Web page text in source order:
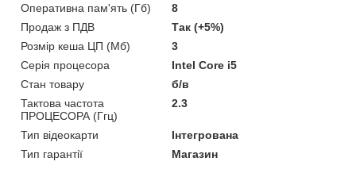
Оперативна пам'ять (Гб)
8
Продаж з ПДВ
Так (+5%)
Розмір кеша ЦП (Мб)
3
Серія процесора
Intel Core i5
Стан товару
б/в
Тактова частота
ПРОЦЕСОРА (Ггц)
2.3
Тип відеокарти
Інтегрована
Тип гарантії
Магазин